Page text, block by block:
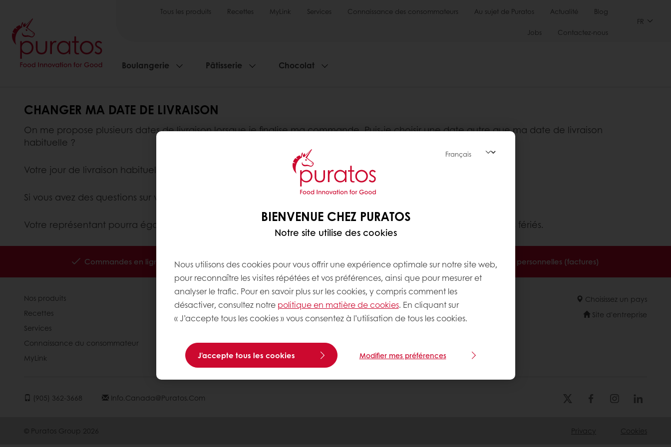
Tous les produits Recettes MyLink Services Connaissance des consommateurs Au sujet de Puratos Actualité Blog
Jobs Contactez-nous
FR
Boulangerie Pâtisserie Chocolat
CHANGER MA DATE DE LIVRAISON
On me propose plusieurs dates de livraison lorsque je finalise ma commande. Puis-je choisir une date autre que ma date de livraison
habituelle ?
Votre jour de livraison habituel reste inchangé, même si plusieurs dates vous sont proposées sur MyPuratos.
Si vous avez des questions sur votre date de livraison, n'hésitez pas à contacter votre représentant MyPuratos.
Votre représentant pourra également vous informer lorsqu'il y a des changements, notamment pendant les jours fériés.
BIENVENUE CHEZ PURATOS
Notre site utilise des cookies
Nous utilisons des cookies pour vous offrir une expérience optimale sur notre site web,
pour reconnaître les visites répétées et vos préférences, ainsi que pour mesurer et
analyser le trafic. Pour en savoir plus sur les cookies, y compris comment les
désactiver, consultez notre politique en matière de cookies. En cliquant sur
« J’accepte tous les cookies » vous consentez à l’utilisation de tous les cookies.
J'accepte tous les cookies Modifier mes préférences
Commandes en ligne 24/7 Paiement en ligne sécurisé Promotions exclusives Accès à vos informations personnelles (factures)
Nos produits
Recettes
Services
Connaissance du consommateur
MyLink
À propros de Puratos
Actualités
Choisissez un pays
Site d'entreprise
(905) 362-3668 Info.canada@puratos.com
© Puratos Group 2026 Privacy Cookies